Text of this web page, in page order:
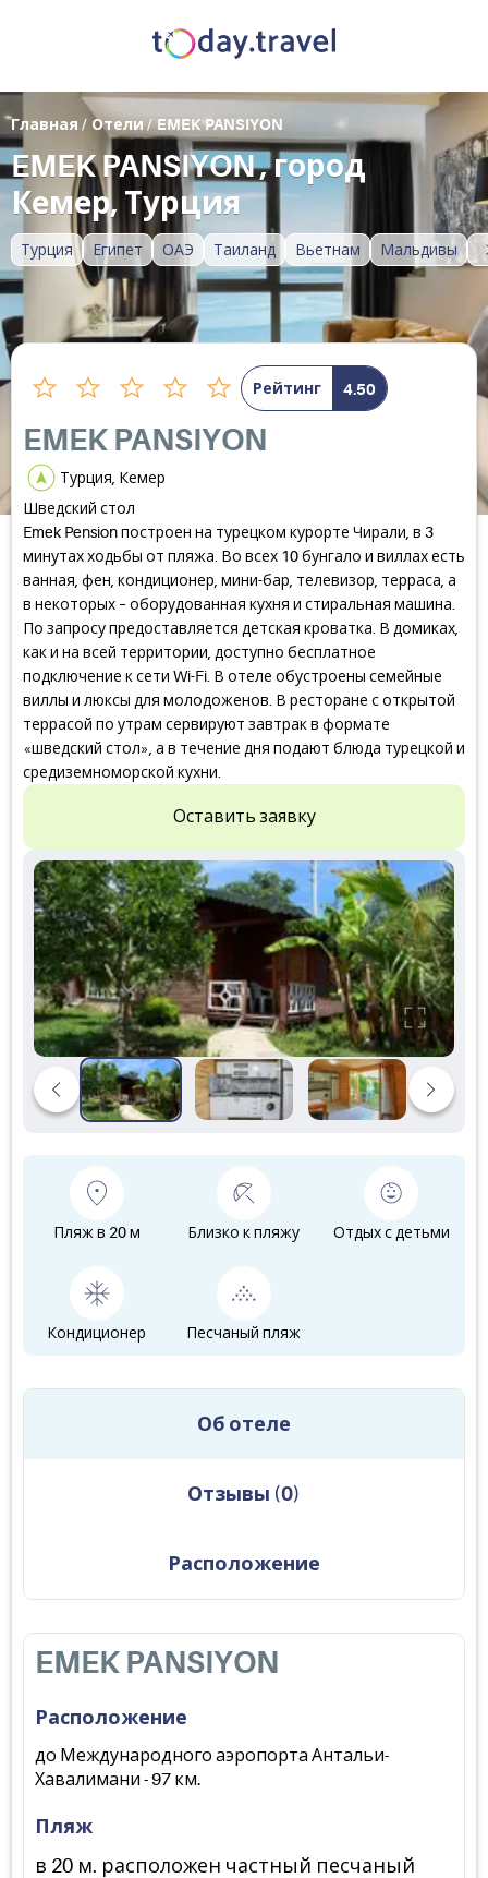
Турция Египет ОАЭ Таиланд Вьетнам Мальдивы
Главная / Отели/ EMEK PANSIYON
EMEK PANSIYON , город
Кемер, Турция
Рейтинг 4.50
EMEK PANSIYON
Турция, Кемер
Шведский стол
Emek Pension построен на турецком курорте Чирали, в 3
минутах ходьбы от пляжа. Во всех 10 бунгало и виллах есть
ванная, фен, кондиционер, мини-бар, телевизор, терраса, а
в некоторых – оборудованная кухня и стиральная машина.
По запросу предоставляется детская кроватка. В домиках,
как и на всей территории, доступно бесплатное
подключение к сети Wi-Fi. В отеле обустроены семейные
виллы и люксы для молодоженов. В ресторане с открытой
террасой по утрам сервируют завтрак в формате
«шведский стол», а в течение дня подают блюда турецкой и
средиземноморской кухни.
Оставить заявку
Пляж в 20 м Близко к пляжу Отдых с детьми
Кондиционер Песчаный пляж
Об отеле
Отзывы (0)
Расположение
EMEK PANSIYON
Расположение
до Международного аэропорта Антальи-
Хавалимани - 97 км.
Пляж
в 20 м. расположен частный песчаный